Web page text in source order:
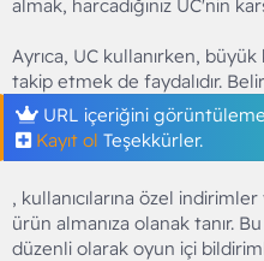
almak, harcadığınız UC'nin
Ayrıca, UC kullanırken,
takip etmek de faydalıdır.
URL içeriğini
Kayıt ol Teşekkürler.
, kullanıcılarına özel
ürün almanıza olanak tanır.
düzenli olarak oyun içi